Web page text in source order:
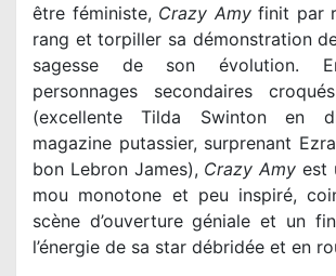
être féministe, Crazy Amyfinit par
rang et torpiller sa démonstration
sagesse de son évolution.
personnages secondaires
(excellente Tilda Swinton en
magazine putassier, surprenant
bon Lebron James), Crazy Amy est
mou monotone et peu inspiré,
scène d’ouverture géniale et un
l’énergie de sa star débridée et en